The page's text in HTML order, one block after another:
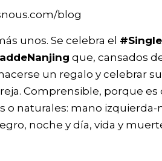
blog
unos. Se celebra el
que, cansados
hacerse un regalo y celebrar
Comprensible, porque es
o naturales: mano izquierda-
noche y día, vida y